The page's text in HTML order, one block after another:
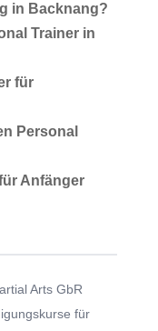
in Backnang?
Trainer in
für
Personal
Anfänger
Arts GbR
für